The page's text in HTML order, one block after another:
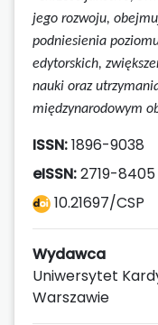
jego rozwoju,
podniesienia
edytorskich,
nauki oraz
międzynarodowym
ISSN:1896-9038
eISSN:2719-8405
10.21697/CSP
Wydawca
Uniwersytet
Warszawie